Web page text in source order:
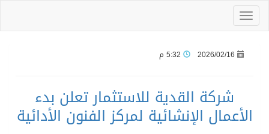
2026/02/16
شركة القدية للاستثمار تعلن بدء
الأعمال الإنشائية لمركز الفنون الأدائية